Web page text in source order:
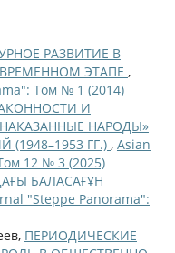
РАЗВИТИЕ В
ЭТАПЕ ,
Том № 1 (2014)
И
НАРОДЫ»
ГГ.) , Asian
12 № 3 (2025)
БАЛАСАҒҰН
"Steppe Panorama":
ПЕРИОДИЧЕСКИЕ